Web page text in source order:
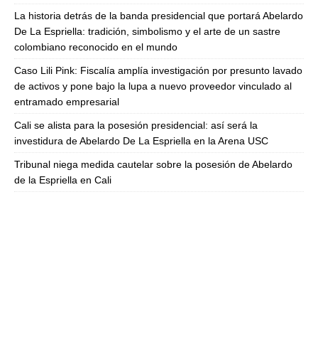
La historia detrás de la banda presidencial que portará Abelardo
De La Espriella: tradición, simbolismo y el arte de un sastre
colombiano reconocido en el mundo
Caso Lili Pink: Fiscalía amplía investigación por presunto lavado
de activos y pone bajo la lupa a nuevo proveedor vinculado al
entramado empresarial
Cali se alista para la posesión presidencial: así será la
investidura de Abelardo De La Espriella en la Arena USC
Tribunal niega medida cautelar sobre la posesión de Abelardo
de la Espriella en Cali